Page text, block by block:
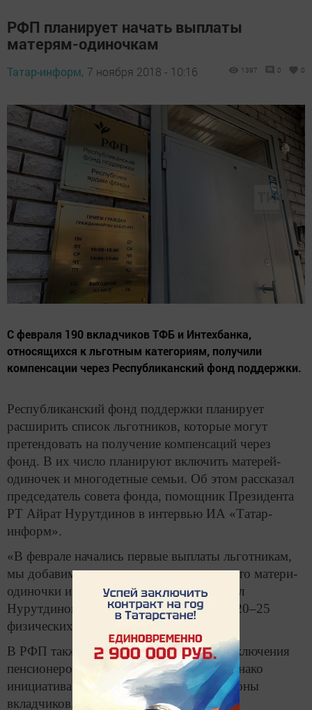
РФП планирует начать выплаты
матерям-одиночкам
Татар-информ, 7 ноября 2018 - 10:16 1397 0 0
С февраля 190 вкладчиков ТФБ и Интехбанка,
относящихся к льготным категориям, получили
компенсации через Республиканский фонд поддержки.
Республиканский фонд поддержки планирует
расширить список льготников, которые могут
претендовать на получение компенсаций через
фонд. В их число планируют включить матерей-
одиночек и многодетные семьи. Об этом рассказал
председатель совета фонда, помощник Президента
РТ Айрат Нурутдинов в интервью ИА «Татар-
информ».
«В феврале начались первые выплаты льготникам,
мы добавим к ним еще две категории – это матери-
одиночки и многодетные семьи», – сказал
Нурутдинов и добавил, что речь идет о 20–25
физических лицах.
В РФП также обсуждали возможность включения
пенсионеров в категорию льготников, однако
инициатива не нашла поддержки со стороны
вкладчиков.